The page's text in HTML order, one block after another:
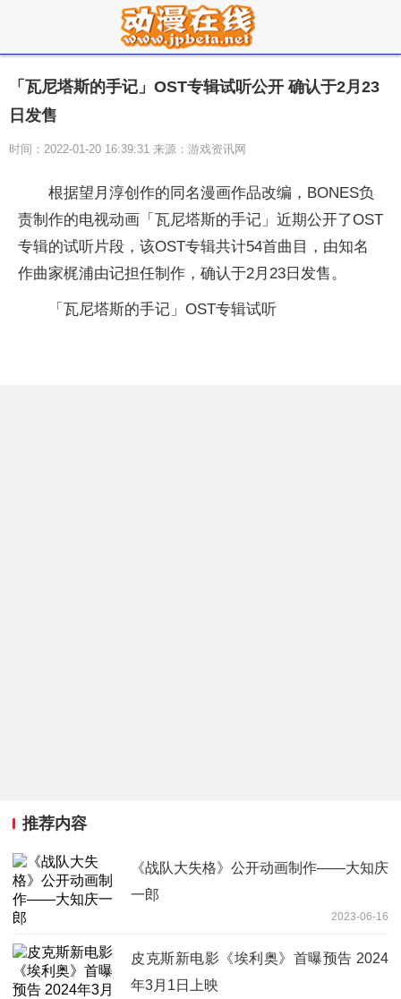
「瓦尼塔斯的手记」OST专辑试听公开 确认于2月23
日发售
时间：2022-01-20 16:39:31 来源：游戏资讯网
根据望月淳创作的同名漫画作品改编，BONES负
责制作的电视动画「瓦尼塔斯的手记」近期公开了OST
专辑的试听片段，该OST专辑共计54首曲目，由知名
作曲家梶浦由记担任制作，确认于2月23日发售。
「瓦尼塔斯的手记」OST专辑试听
推荐内容
《战队大失格》公开动画制作——大知庆
一郎
2023-06-16
皮克斯新电影《埃利奥》首曝预告 2024
年3月1日上映